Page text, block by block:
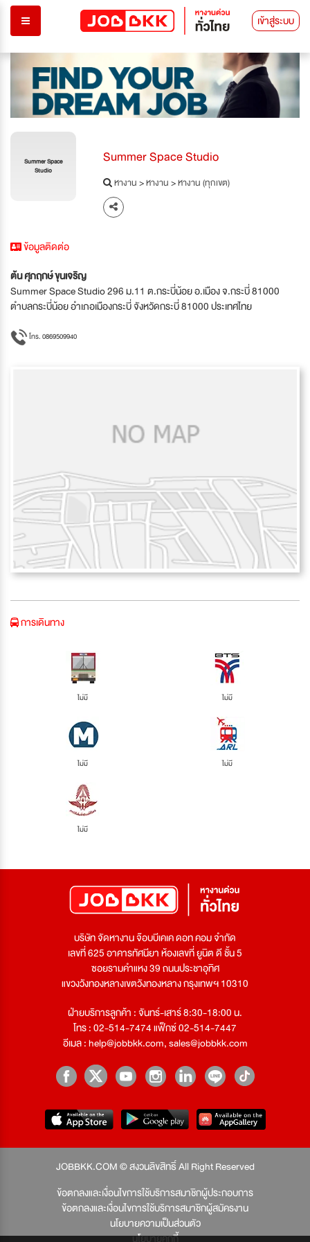
เข้าสู่ระบบ
Summer Space
Studio
Summer Space Studio
หางาน>หางาน>หางาน (ทุกเขต)
ข้อมูลติดต่อ
ต้น ศุภฤกษ์ ขุนเจริญ
Summer Space Studio 296 ม.11 ต.กระบี่น้อย อ.เมือง จ.กระบี่ 81000
ตำบล กระบี่น้อย อำเภอเมืองกระบี่ จังหวัดกระบี่ 81000 ประเทศไทย
โทร. 0869509940
การเดินทาง
ไม่มี ไม่มี
ไม่มี ไม่มี
ไม่มี
บริษัท จัดหางาน จ๊อบบีเคเค ดอท คอม จำกัด
เลขที่ 625 อาคารทัศนียา ห้องเลขที่ ยูนิต ดี ชั้น 5
ซอยรามคำแหง 39 ถนนประชาอุทิศ
แขวงวังทองหลางเขตวังทองหลาง กรุงเทพฯ 10310
ฝ่ายบริการลูกค้า : จันทร์-เสาร์ 8:30-18:00 น.
โทร : 02-514-7474 แฟ็กซ์ 02-514-7447
อีเมล :help@jobbkk.com,sales@jobbkk.com
JOBBKK.COM © สงวนลิขสิทธิ์ All Right Reserved
ข้อตกลงและเงื่อนไขการใช้บริการสมาชิกผู้ประกอบการ
ข้อตกลงและเงื่อนไขการใช้บริการสมาชิกผู้สมัครงาน
นโยบายความเป็นส่วนตัว